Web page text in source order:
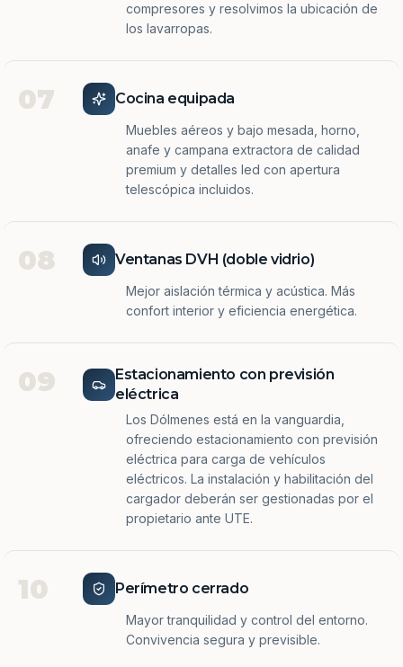
compresores y resolvimos la ubicación de
los lavarropas.
07 Cocina equipada
Muebles aéreos y bajo mesada, horno,
anafe y campana extractora de calidad
premium y detalles led con apertura
telescópica incluidos.
08 Ventanas DVH (doble vidrio)
Mejor aislación térmica y acústica. Más
confort interior y eficiencia energética.
09
Estacionamiento con previsión
eléctrica
Los Dólmenes está en la vanguardia,
ofreciendo estacionamiento con previsión
eléctrica para carga de vehículos
eléctricos. La instalación y habilitación del
cargador deberán ser gestionadas por el
propietario ante UTE.
10 Perímetro cerrado
Mayor tranquilidad y control del entorno.
Convivencia segura y previsible.